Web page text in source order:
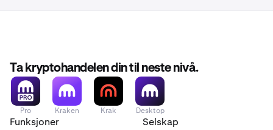
Ta kryptohandelen din til neste nivå.
Pro Kraken Krak Desktop
Funksjoner Selskap